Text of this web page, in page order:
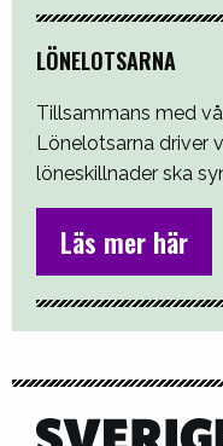
LÖNELOTSARNA
Tillsammans med
Lönelotsarna driver
löneskillnader ska
Läs mer här